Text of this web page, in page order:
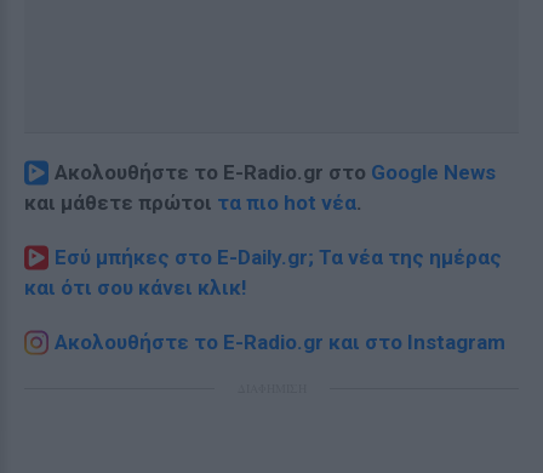
Ακολουθήστε το E-Radio.gr στο Google News
και μάθετε πρώτοι τα πιο hot νέα.
Εσύ μπήκες στο E-Daily.gr; Τα νέα της ημέρας
και ότι σου κάνει κλικ!
Ακολουθήστε το E-Radio.gr και στο Instagram